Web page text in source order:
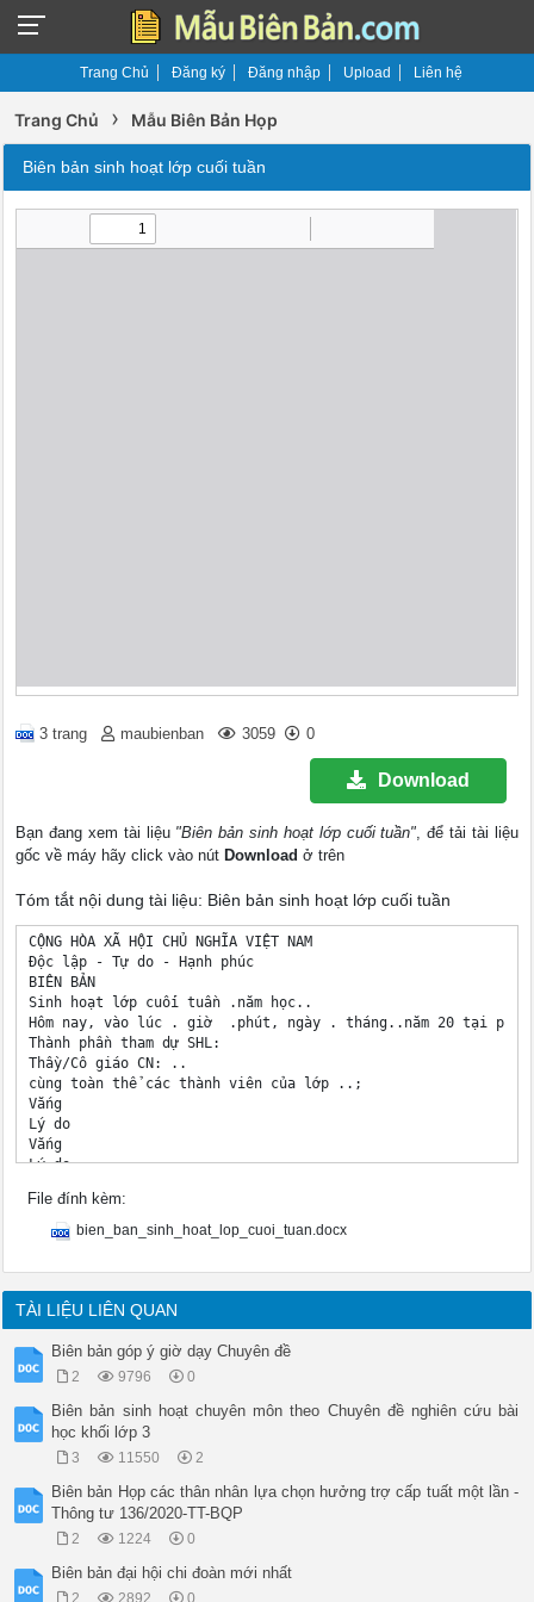
Trang Chủ Đăng ký Đăng nhập Upload Liên hệ
Trang Chủ › Mẫu Biên Bản Họp
Biên bản sinh hoạt lớp cuối tuần
3 trang maubienban 3059 0
Download
Bạn đang xem tài liệu "Biên bản sinh hoạt lớp cuối tuần", để tải tài liệu
gốc về máy hãy click vào nút Download ở trên
Tóm tắt nội dung tài liệu: Biên bản sinh hoạt lớp cuối tuần
CỘNG HÒA XÃ HỘI CHỦ NGHĨA VIỆT NAM
Độc lập - Tự do - Hạnh phúc
BIÊN BẢN
Sinh hoạt lớp cuối tuần .năm học..
Hôm nay, vào lúc . giờ  .phút, ngày . tháng..năm 20 tại
Thành phần tham dự SHL:
Thầy/Cô giáo CN: ..
cùng toàn thể các thành viên của lớp ..;
Vắng
Lý do
Vắng
Lý do
4
3
6
..
Chủ trì:..Chức vụ:
Thư ký:..Chức vụ:
Tập thể lớp: .. đã tiến hành sinh hoạt lớp với các nội dung
1. Tổ chức SH tập thể (5-10 phút: hát, đọc thơ, kể chuyện,
2. Tổ trưởng/Phó báo cáo HĐ của tổ trong tuần vừa qua (báo
III. Nhận xét, đánh giá các hoạt động của lớp trong tuần
1. Lớp phó học tập (đánh giá tình hình học tập của lớp):
- Tổng số tiết học chính khóa/tuần:, trong đó: Tốt: ..,
- Tổng số tiết học phụ đạo/tuần:., trong đó: Tốt: .., Khá:
+ Lý do bị tiết TB
+ Lý do bị tiết Yếu:
- Tổng số tiết không có Thầy/Cô giáo dạy):..
File đính kèm:
bien_ban_sinh_hoat_lop_cuoi_tuan.docx
TÀI LIỆU LIÊN QUAN
Biên bản góp ý giờ dạy Chuyên đề
2 9796 0
Biên bản sinh hoạt chuyên môn theo Chuyên đề nghiên cứu bài
học khối lớp 3
3 11550 2
Biên bản Họp các thân nhân lựa chọn hưởng trợ cấp tuất một lần -
Thông tư 136/2020-TT-BQP
2 1224 0
Biên bản đại hội chi đoàn mới nhất
2 2892 0